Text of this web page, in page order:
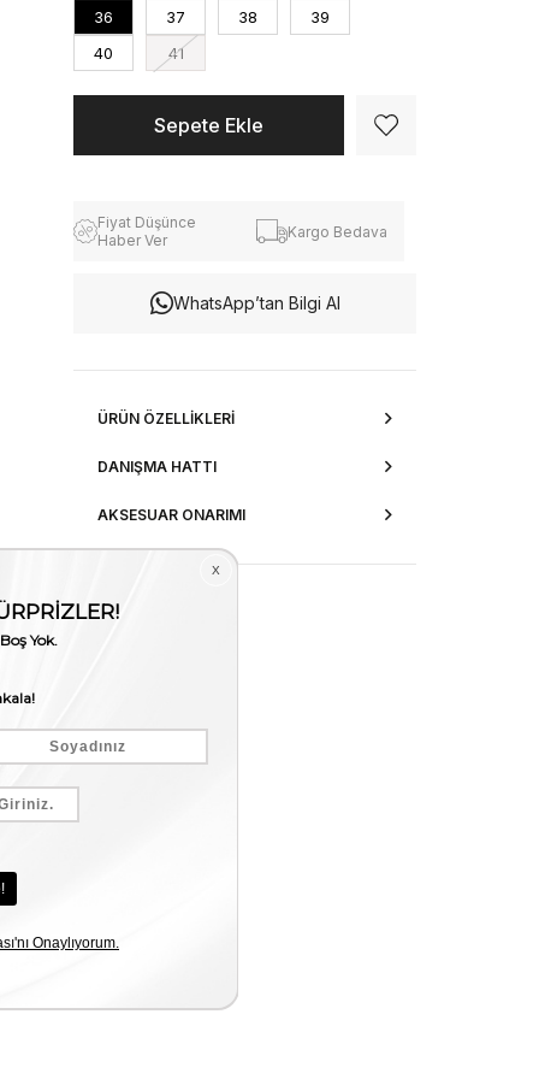
36 37 38
39
40
41
Fiyat Düşünce
Haber Ver
Kargo Bedava
WhatsApp’tan Bilgi Al
ÜRÜN ÖZELLIKLERI
DANIŞMA HATTI
AKSESUAR ONARIMI